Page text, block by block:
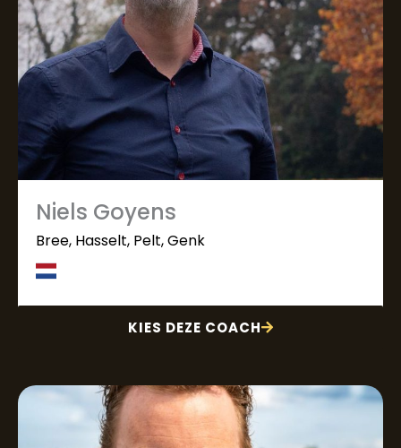
Niels Goyens
Bree, Hasselt, Pelt, Genk
KIES DEZE COACH